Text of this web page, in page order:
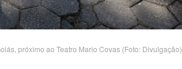
próximo ao Teatro Mario Covas (Foto: Divulgação)